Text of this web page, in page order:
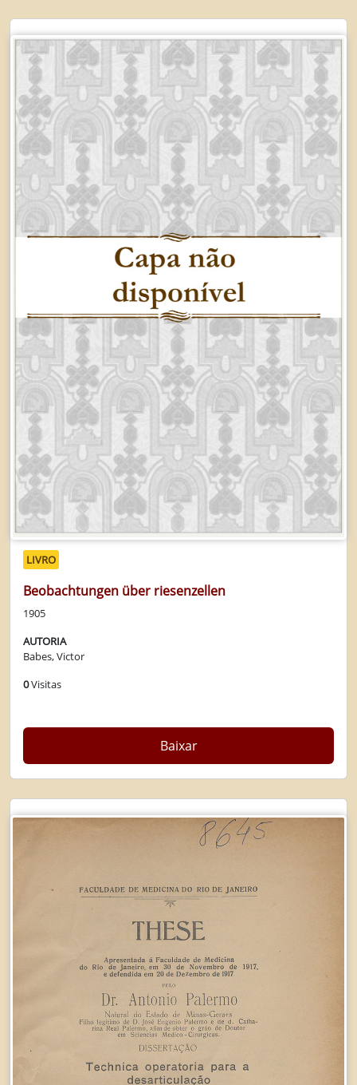
LIVRO
Beobachtungen über riesenzellen
1905
AUTORIA
Babes, Victor
0Visitas
Baixar